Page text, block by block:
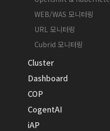
WEB/WAS 모니터링
URL 모니터링
Cubrid 모니터링
Cluster
Dashboard
COP
CogentAI
iAP